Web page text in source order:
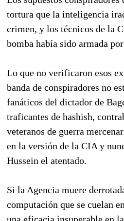
tortura que la inteligencia
crimen, y los técnicos de la
bomba había sido armada
Lo que no verificaron esos
banda de conspiradores no
fanáticos del dictador de
traficantes de hashish,
veteranos de guerra
en la versión de la CIA y
Hussein el atentado.
Si la Agencia muere
computación que se cuelan